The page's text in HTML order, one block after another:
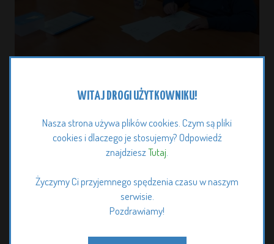
WITAJ DROGI UŻYTKOWNIKU!
Nasza strona używa plików cookies. Czym są pliki
cookies i dlaczego je stosujemy? Odpowiedź
znajdzieszTutaj
Życzymy Ci przyjemnego spędzenia czasu w naszym
serwisie.
Pozdrawiamy!